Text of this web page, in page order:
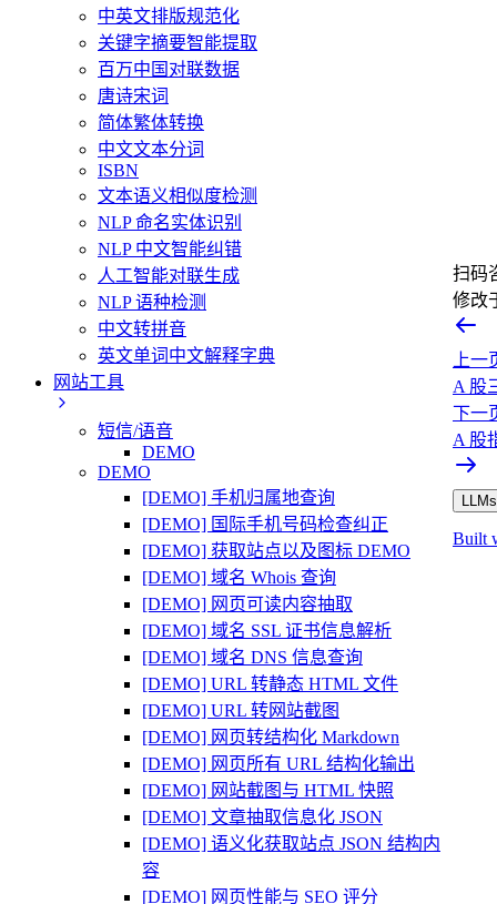
中英文排版规范化
关键字摘要智能提取
百万中国对联数据
唐诗宋词
简体繁体转换
中文文本分词
ISBN
文本语义相似度检测
NLP 命名实体识别
NLP 中文智能纠错
人工智能对联生成
NLP 语种检测
中文转拼音
英文单词中文解释字典
网站工具
短信/语音
DEMO
DEMO
[DEMO] 手机归属地查询
[DEMO] 国际手机号码检查纠正
[DEMO] 获取站点以及图标 DEMO
[DEMO] 域名 Whois 查询
[DEMO] 网页可读内容抽取
[DEMO] 域名 SSL 证书信息解析
[DEMO] 域名 DNS 信息查询
[DEMO] URL 转静态 HTML 文件
[DEMO] URL 转网站截图
[DEMO] 网页转结构化 Markdown
[DEMO] 网页所有 URL 结构化输出
[DEMO] 网站截图与 HTML 快照
[DEMO] 文章抽取信息化 JSON
[DEMO] 语义化获取站点 JSON 结构内
容
[DEMO] 网页性能与 SEO 评分
扫码
修改
上一
A 股
下一
A 股
Built